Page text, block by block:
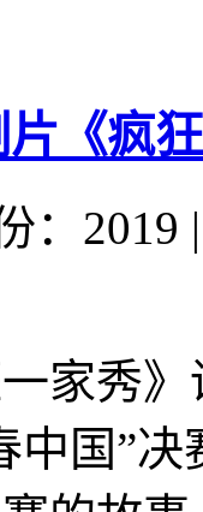
片《疯
：2019 |
秀》
中国”